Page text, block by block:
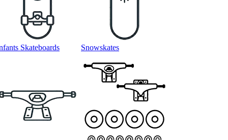
Skateboards Snowskates